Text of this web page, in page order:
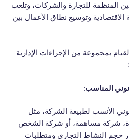
المنظمة للتجارة والشركات، وتلعب
وتوسيع نطاق الأعمال بين
بمجموعة من الإجراءات الإدارية
المناسب:
الأنسب لطبيعة الشركة، مثل
شركة مساهمة، أو شركة الشخص
حجم النشاط التجاري ومتطلبات